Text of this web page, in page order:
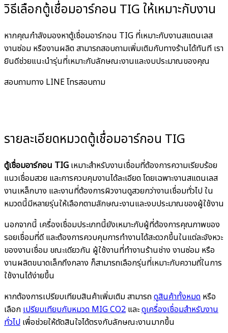
วิธีเลือกตู้เชื่อมอาร์กอน TIG ให้เหมาะกับงาน
หากคุณกำลังมองหาตู้เชื่อมอาร์กอน TIG ที่เหมาะกับงานสแตนเลส
งานซ่อม หรืองานผลิต สามารถสอบถามเพิ่มเติมกับทางร้านได้ทันที เรา
ยินดีช่วยแนะนำรุ่นที่เหมาะกับลักษณะงานและงบประมาณของคุณ
สอบถามทาง LINEโทรสอบถาม
รายละเอียดหมวดตู้เชื่อมอาร์กอน TIG
ตู้เชื่อมอาร์กอน TIG เหมาะสำหรับงานเชื่อมที่ต้องการความเรียบร้อย
แนวเชื่อมสวย และการควบคุมงานได้ละเอียด โดยเฉพาะงานสแตนเลส
งานเหล็กบาง และงานที่ต้องการผิวงานดูสวยกว่างานเชื่อมทั่วไป ใน
หมวดนี้มีหลายรุ่นให้เลือกตามลักษณะงานและงบประมาณของผู้ใช้งาน
นอกจากนี้ เครื่องเชื่อมประเภทนี้ยังเหมาะกับผู้ที่ต้องการคุณภาพของ
รอยเชื่อมที่ดี และต้องการควบคุมการทำงานได้สะดวกขึ้นในแต่ละจังหวะ
ของงานเชื่อม ขณะเดียวกัน ผู้ใช้งานที่ทำงานร้านช่าง งานซ่อม หรือ
งานผลิตขนาดเล็กถึงกลาง ก็สามารถเลือกรุ่นที่เหมาะกับความถี่ในการ
ใช้งานได้ง่ายขึ้น
หากต้องการเปรียบเทียบสินค้าเพิ่มเติม สามารถดูสินค้าทั้งหมด หรือ
เลือกเปรียบเทียบกับหมวด MIG CO2 และดูเครื่องเชื่อมสำหรับงาน
ทั่วไป เพื่อช่วยให้ตัดสินใจได้ตรงกับลักษณะงานมากขึ้น